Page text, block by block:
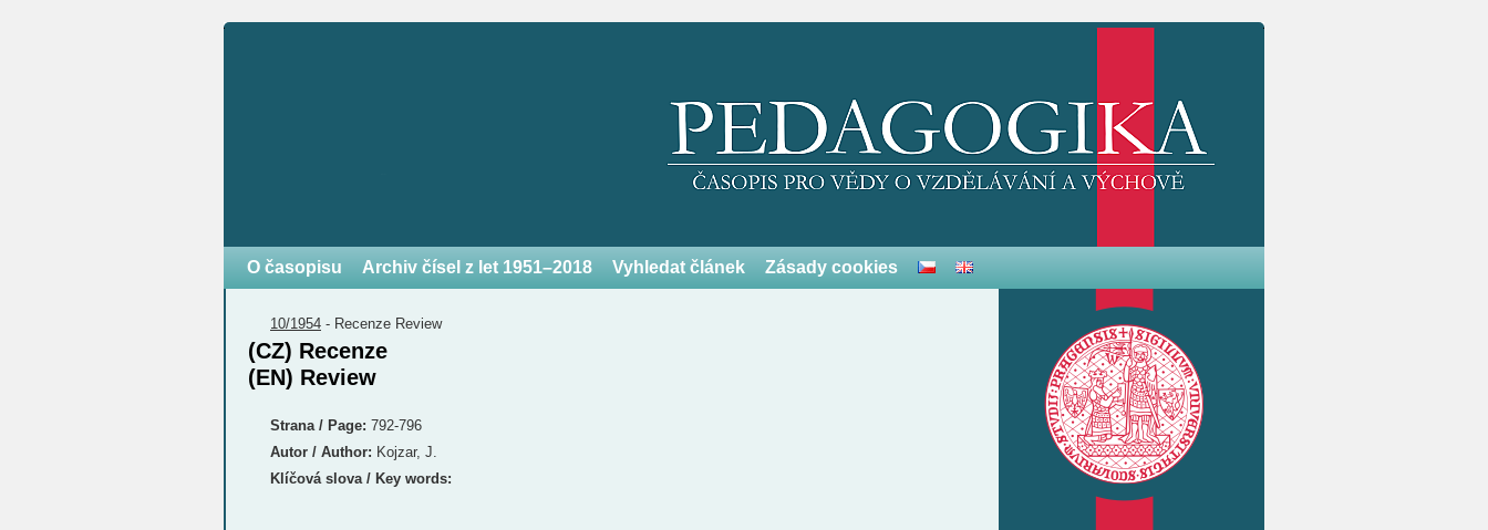
O časopisu Archiv čísel z let 1951–2018 Vyhledat článek Zásady cookies
10/1954 - Recenze Review
(CZ) Recenze
(EN) Review
Strana / Page: 792-796
Autor / Author: Kojzar, J.
Klíčová slova / Key words: